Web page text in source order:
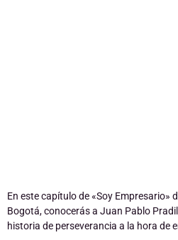
En este capítulo de «Soy Empresario»
Bogotá, conocerás a Juan Pablo
historia de perseverancia a la hora de